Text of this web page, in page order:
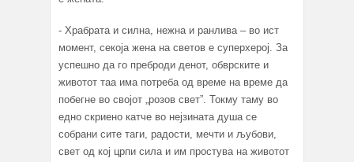
- Храбрата и силна, нежна и ранлива – во ист
момент, секоја жена на светов е суперхерој. За
успешно да го преброди денот, обврските и
животот таа има потреба од време на време да
побегне во својот „розов свет”. Токму таму во
едно скриено катче во нејзината душа се
собрани сите таги, радости, мечти и љубови,
свет од кој црпи сила и им простува на животот